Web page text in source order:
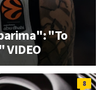
"To
8